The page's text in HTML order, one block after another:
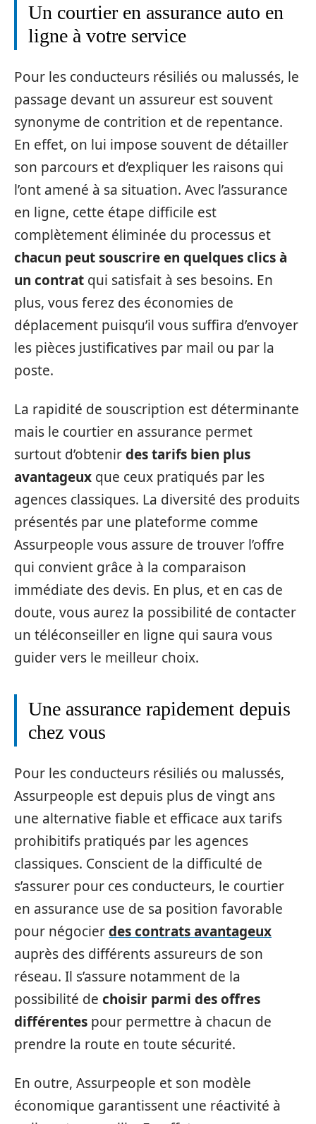
Un courtier en assurance auto en
ligne à votre service
Pour les conducteurs résiliés ou malussés, le
passage devant un assureur est souvent
synonyme de contrition et de repentance.
En effet, on lui impose souvent de détailler
son parcours et d’expliquer les raisons qui
l’ont amené à sa situation. Avec l’assurance
en ligne, cette étape difficile est
complètement éliminée du processus et
chacun peut souscrire en quelques clics à
un contrat qui satisfait à ses besoins. En
plus, vous ferez des économies de
déplacement puisqu’il vous suffira d’envoyer
les pièces justificatives par mail ou par la
poste.
La rapidité de souscription est déterminante
mais le courtier en assurance permet
surtout d’obtenirdes tarifs bien plus
avantageux que ceux pratiqués par les
agences classiques. La diversité des produits
présentés par une plateforme comme
Assurpeople vous assure de trouver l’offre
qui convient grâce à la comparaison
immédiate des devis. En plus, et en cas de
doute, vous aurez la possibilité de contacter
un téléconseiller en ligne qui saura vous
guider vers le meilleur choix.
Une assurance rapidement depuis
chez vous
Pour les conducteurs résiliés ou malussés,
Assurpeople est depuis plus de vingt ans
une alternative fiable et efficace aux tarifs
prohibitifs pratiqués par les agences
classiques. Conscient de la difficulté de
s’assurer pour ces conducteurs, le courtier
en assurance use de sa position favorable
pour négocierdes contrats avantageux
auprès des différents assureurs de son
réseau. Il s’assure notamment de la
possibilité de choisir parmi des offres
différentes pour permettre à chacun de
prendre la route en toute sécurité.
En outre, Assurpeople et son modèle
économique garantissent une réactivité à